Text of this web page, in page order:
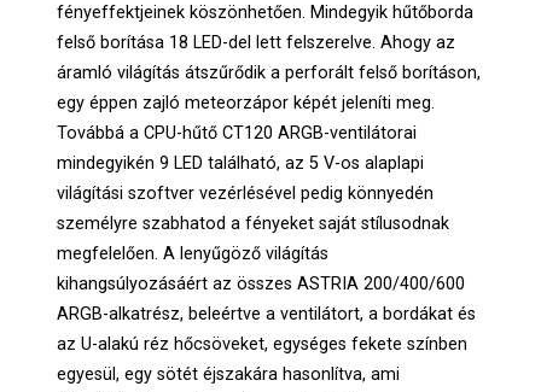
fényeffektjeinek köszönhetően. Mindegyik hűtőborda
felső borítása 18 LED-del lett felszerelve. Ahogy az
áramló világítás átszűrődik a perforált felső borításon,
egy éppen zajló meteorzápor képét jeleníti meg.
Továbbá a CPU-hűtő CT120 ARGB-ventilátorai
mindegyikén 9 LED található, az 5 V-os alaplapi
világítási szoftver vezérlésével pedig könnyedén
személyre szabhatod a fényeket saját stílusodnak
megfelelően. A lenyűgöző világítás
kihangsúlyozásáért az összes ASTRIA 200/400/600
ARGB-alkatrész, beleértve a ventilátort, a bordákat és
az U-alakú réz hőcsöveket, egységes fekete színben
egyesül, egy sötét éjszakára hasonlítva, ami